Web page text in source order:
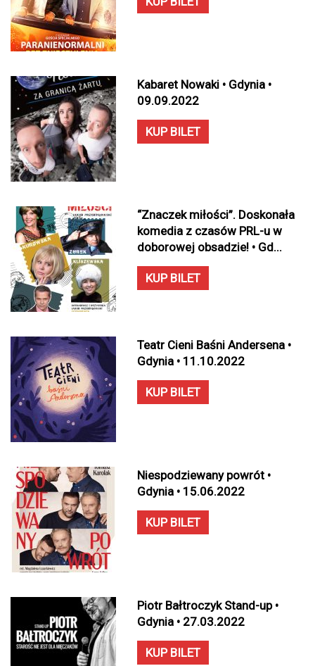
Kabaret Nowaki • Gdynia •
09.09.2022
KUP BILET
“Znaczek miłości”. Doskonała
komedia z czasów PRL-u w
doborowej obsadzie! • Gd...
KUP BILET
Teatr Cieni Baśni Andersena •
Gdynia • 11.10.2022
KUP BILET
Niespodziewany powrót •
Gdynia • 15.06.2022
KUP BILET
Piotr Bałtroczyk Stand-up •
Gdynia • 27.03.2022
KUP BILET